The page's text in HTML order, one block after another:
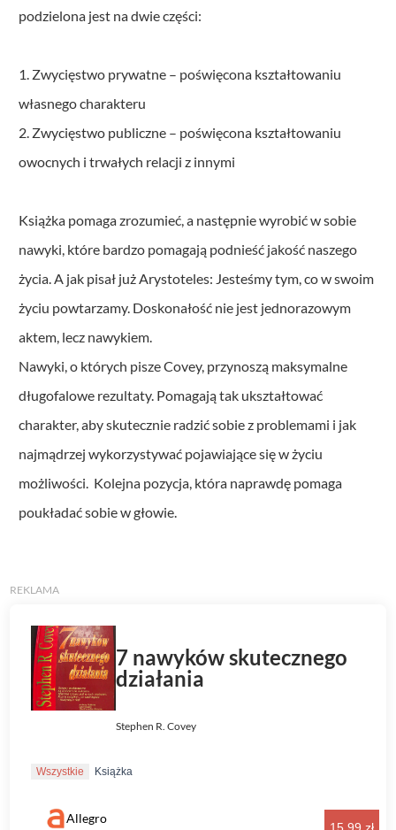
podzielona jest na dwie części:
1. Zwycięstwo prywatne – poświęcona kształtowaniu
własnego charakteru
2. Zwycięstwo publiczne – poświęcona kształtowaniu
owocnych i trwałych relacji z innymi
Książka pomaga zrozumieć, a następnie wyrobić w sobie
nawyki, które bardzo pomagają podnieść jakość naszego
życia. A jak pisał już Arystoteles: Jesteśmy tym, co w swoim
życiu powtarzamy. Doskonałość nie jest jednorazowym
aktem, lecz nawykiem.
Nawyki, o których pisze Covey, przynoszą maksymalne
długofalowe rezultaty. Pomagają tak ukształtować
charakter, aby skutecznie radzić sobie z problemami i jak
najmądrzej wykorzystywać pojawiające się w życiu
możliwości. Kolejna pozycja, która naprawdę pomaga
poukładać sobie w głowie.